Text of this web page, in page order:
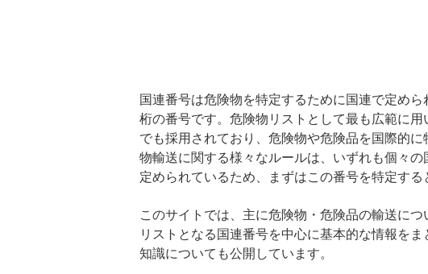
国連番号は危険物を特定するために国連で定め
桁の番号です。危険物リストとして最も広範に
でも採用されており、危険物や危険品を国際的
物輸送に関する様々なルールは、いずれも個々
定められているため、まずはこの番号を特定する
このサイトでは、主に危険物・危険品の輸送に
リストとなる国連番号を中心に基本的な情報を
知識についても公開しています。